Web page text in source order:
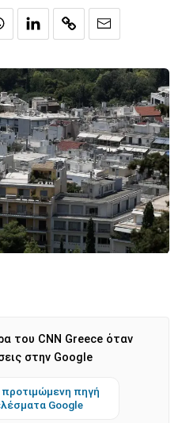
του CNN Greece όταν
στην Google
πηγή
Google